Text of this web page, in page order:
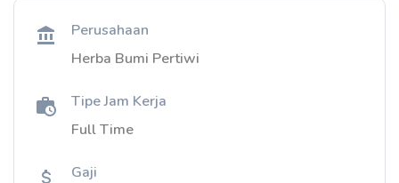
Perusahaan
Herba Bumi Pertiwi
Tipe Jam Kerja
Full Time
Gaji